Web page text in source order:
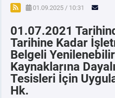
SPOT ELEKTRİK PİYASALARI
ÖRNEK FİNANS BELGELERİ
VADELİ ELEKTRİK PİYASASI
PİYASA
01.09.2025 / 10:31
01.07.2021
Tarihine Kadar
Belgeli
Kaynaklarına
Tesisleri İçin
Hk.